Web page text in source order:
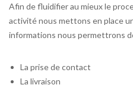
Afin de fluidifier au mieux le
activité nous mettons en place
informations nous permettrons
La prise de contact
La livraison